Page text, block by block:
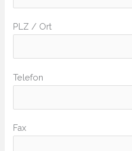
PLZ / Ort
Telefon
Fax